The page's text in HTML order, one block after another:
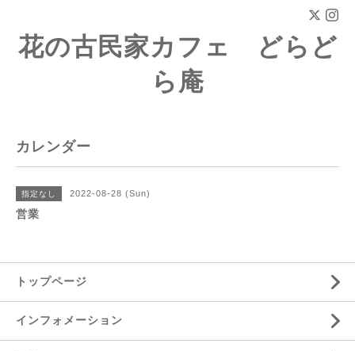
花の古民家カフェ どらど
ら庵
カレンダー
指定なし 2022-08-28 (Sun)
営業
トップページ
インフォメーション